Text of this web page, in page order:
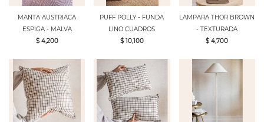
MANTA AUSTRIACA
ESPIGA - MALVA
$ 4,200
PUFF POLLY - FUNDA
LINO CUADROS
$ 10,100
LAMPARA THOR BROWN
- TEXTURADA
$ 4,700